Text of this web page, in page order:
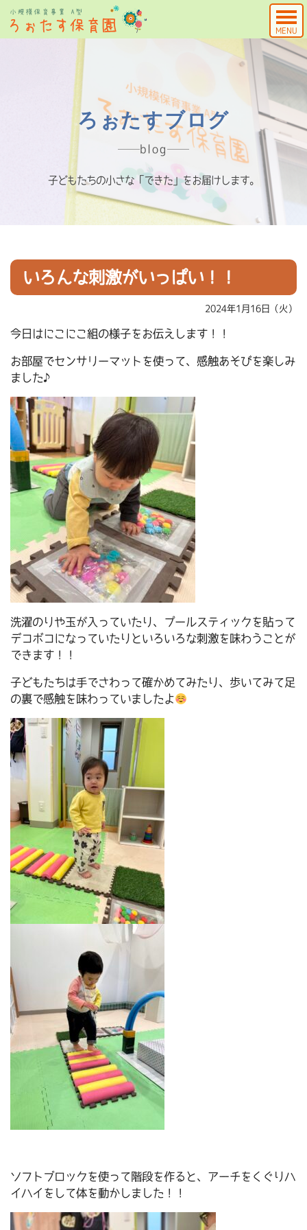
MENU
ろぉたすブログ
blog
子どもたちの小さな「できた」をお届けします。
いろんな刺激がいっぱい！！
2024年1月16日（火）
今日はにこにこ組の様子をお伝えします！！
お部屋でセンサリーマットを使って、感触あそびを楽しみ
ました♪
洗濯のりや玉が入っていたり、プールスティックを貼って
デコボコになっていたりといろいろな刺激を味わうことが
できます！！
子どもたちは手でさわって確かめてみたり、歩いてみて足
の裏で感触を味わっていましたよ
ソフトブロックを使って階段を作ると、アーチをくぐりハ
イハイをして体を動かしました！！